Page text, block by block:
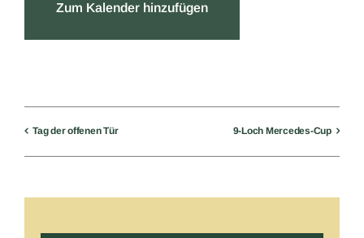
Zum Kalender hinzufügen
Tag der offenen Tür 9-Loch Mercedes-Cup